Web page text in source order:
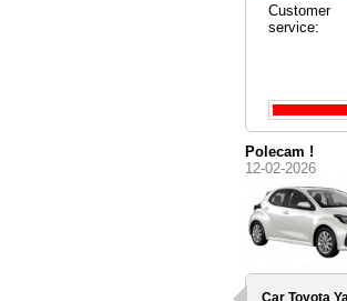
Customer
service:
Polecam !
12-02-2026
Car Toyota